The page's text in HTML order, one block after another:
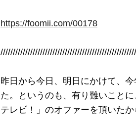
https://foomii.com/00178
昨日から今日、明日にかけて、
た。というのも、有り難いこと
テレビ！」のオファーを頂いたか